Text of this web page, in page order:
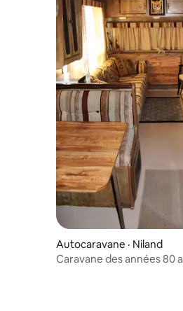
Autocaravane · Niland
Caravane des années 80